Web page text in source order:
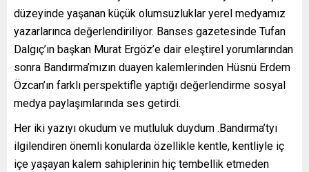
düzeyinde yaşanan küçük olumsuzluklar yerel medyamız
yazarlarınca değerlendiriliyor. Banses gazetesinde Tufan
Dalgıç’ın başkan Murat Ergöz’e dair eleştirel yorumlarından
sonra Bandırma’mızın duayen kalemlerinden Hüsnü Erdem
Özcan’ın farklı perspektifle yaptığı değerlendirme sosyal
medya paylaşımlarında ses getirdi.
Her iki yazıyı okudum ve mutluluk duydum .Bandırma’tyı
ilgilendiren önemli konularda özellikle kentle, kentliyle iç
içe yaşayan kalem sahiplerinin hiç tembellik etmeden